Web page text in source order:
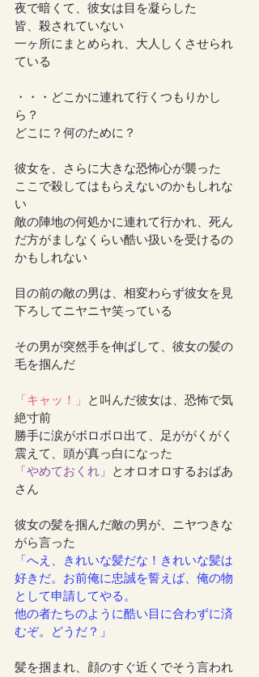
夜で暗くて、彼女は目を凝らした
皆、殺されていない
一ヶ所にまとめられ、大人しくさせられ
ている
・・・どこかに連れて行くつもりかし
ら？
どこに？何のために？
彼女を、さらに大きな恐怖心が襲った
ここで殺してはもらえないのかもしれな
い
敵の陣地の何処かに連れて行かれ、死ん
だ方がましなくらい酷い扱いを受けるの
かもしれない
目の前の敵の男は、相変わらず彼女を見
下ろしてニヤニヤ笑っている
その男が突然手を伸ばして、彼女の髪の
毛を掴んだ
「キャッ！」
と叫んだ彼女は、恐怖で気
絶寸前
勝手に涙がボロボロ出て、足ががくがく
震えて、頭が真っ白になった
「やめておくれ」
とオロオロするおばあ
さん
彼女の髪を掴んだ敵の男が、ニヤつきな
がら言った
「へえ、きれいな髪だな！きれいな髪は
好きだ。お前俺に忠誠を誓えば、俺の物
として申請してやる。
他の者たちのように酷い目に合わずに済
むぞ。どうだ？」
髪を掴まれ、顔のすぐ近くでそう言われ